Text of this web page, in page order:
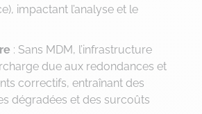
impactant l’analyse et le
: Sans MDM, l’infrastructure
due aux redondances et
correctifs, entraînant des
dégradées et des surcoûts